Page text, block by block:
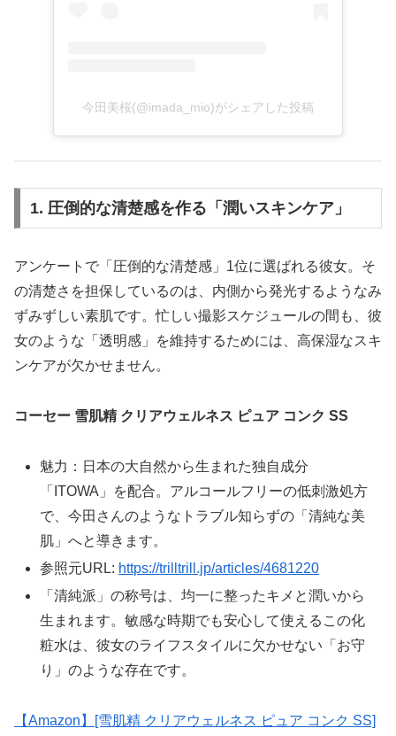
今田美桜(@imada_mio)がシェアした投稿
1. 圧倒的な清楚感を作る「潤いスキンケア」
アンケートで「圧倒的な清楚感」1位に選ばれる彼女。そ
の清楚さを担保しているのは、内側から発光するようなみ
ずみずしい素肌です。忙しい撮影スケジュールの間も、彼
女のような「透明感」を維持するためには、高保湿なスキ
ンケアが欠かせません。
コーセー 雪肌精 クリアウェルネス ピュア コンク SS
魅力：日本の大自然から生まれた独自成分
「ITOWA」を配合。アルコールフリーの低刺激処方
で、今田さんのようなトラブル知らずの「清純な美
肌」へと導きます。
参照元URL: https://trilltrill.jp/articles/4681220
「清純派」の称号は、均一に整ったキメと潤いから
生まれます。敏感な時期でも安心して使えるこの化
粧水は、彼女のライフスタイルに欠かせない「お守
り」のような存在です。
【Amazon】[雪肌精 クリアウェルネス ピュア コンク SS]